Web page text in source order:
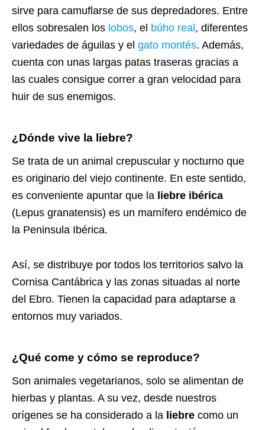
sirve para camuflarse de sus depredadores. Entre
ellos sobresalen los lobos, el búho real, diferentes
variedades de águilas y el gato montés. Además,
cuenta con unas largas patas traseras gracias a
las cuales consigue correr a gran velocidad para
huir de sus enemigos.
¿Dónde vive la liebre?
Se trata de un animal crepuscular y nocturno que
es originario del viejo continente. En este sentido,
es conveniente apuntar que la liebre ibérica
(Lepus granatensis) es un mamífero endémico de
la Peninsula Ibérica.
Así, se distribuye por todos los territorios salvo la
Cornisa Cantábrica y las zonas situadas al norte
del Ebro. Tienen la capacidad para adaptarse a
entornos muy variados.
¿Qué come y cómo se reproduce?
Son animales vegetarianos, solo se alimentan de
hierbas y plantas. A su vez, desde nuestros
orígenes se ha considerado a la liebre como un